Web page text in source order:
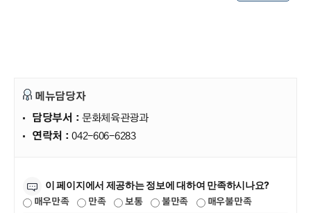
메뉴담당자
담당부서 : 문화체육관광과
연락처 :042-606-6283
이 페이지에서 제공하는 정보에 대하여 만족하시나요?
매우만족 만족 보통 불만족 매우불만족